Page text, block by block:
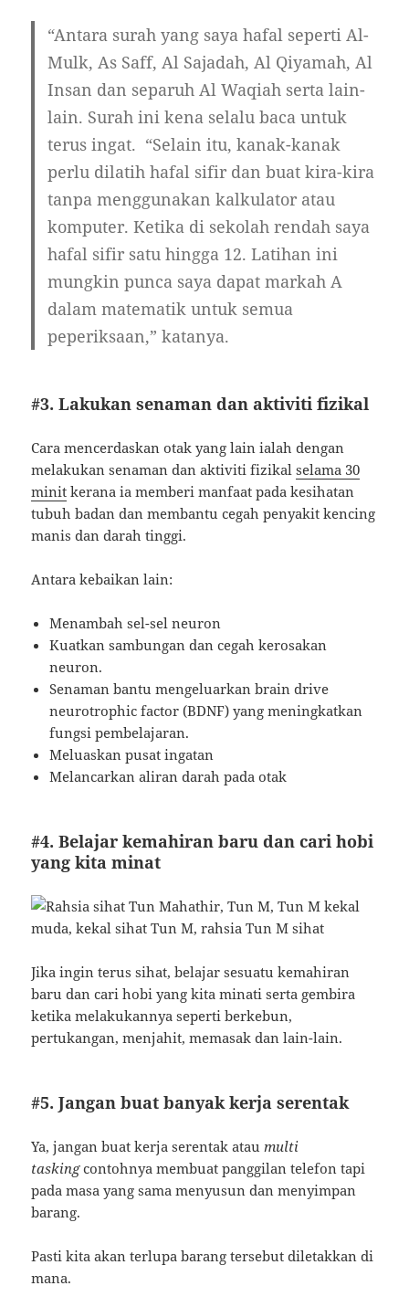
“Antara surah yang saya hafal seperti Al-
Mulk, As Saff, Al Sajadah, Al Qiyamah, Al
Insan dan separuh Al Waqiah serta lain-
lain. Surah ini kena selalu baca untuk
terus ingat. “Selain itu, kanak-kanak
perlu dilatih hafal sifir dan buat kira-kira
tanpa menggunakan kalkulator atau
komputer. Ketika di sekolah rendah saya
hafal sifir satu hingga 12. Latihan ini
mungkin punca saya dapat markah A
dalam matematik untuk semua
peperiksaan,” katanya.
#3. Lakukan senaman dan aktiviti fizikal
Cara mencerdaskan otak yang lain ialah dengan
melakukan senaman dan aktiviti fizikalselama 30
minit kerana ia memberi manfaat pada kesihatan
tubuh badan dan membantu cegah penyakit kencing
manis dan darah tinggi.
Antara kebaikan lain:
Menambah sel-sel neuron
Kuatkan sambungan dan cegah kerosakan
neuron.
Senaman bantu mengeluarkan brain drive
neurotrophic factor (BDNF) yang meningkatkan
fungsi pembelajaran.
Meluaskan pusat ingatan
Melancarkan aliran darah pada otak
#4. Belajar kemahiran baru dan cari hobi
yang kita minat
Jika ingin terus sihat, belajar sesuatu kemahiran
baru dan cari hobi yang kita minati serta gembira
ketika melakukannya seperti berkebun,
pertukangan, menjahit, memasak dan lain-lain.
#5. Jangan buat banyak kerja serentak
Ya, jangan buat kerja serentak atau multi
taskingcontohnya membuat panggilan telefon tapi
pada masa yang sama menyusun dan menyimpan
barang.
Pasti kita akan terlupa barang tersebut diletakkan di
mana.